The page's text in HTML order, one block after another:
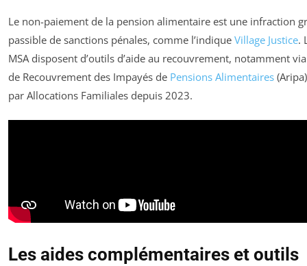
Le non-paiement de la pension alimentaire est une infraction
passible de sanctions pénales, comme l’indique Village Justice.
MSA disposent d’outils d’aide au recouvrement, notamment via
de Recouvrement des Impayés de Pensions Alimentaires
par Allocations Familiales depuis 2023.
Les aides complémentaires et outils